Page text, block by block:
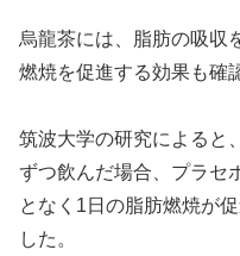
烏龍茶には、脂肪の吸収
燃焼を促進する効果も確
筑波大学の研究によると
ずつ飲んだ場合、プラセ
となく1日の脂肪燃焼が
した。